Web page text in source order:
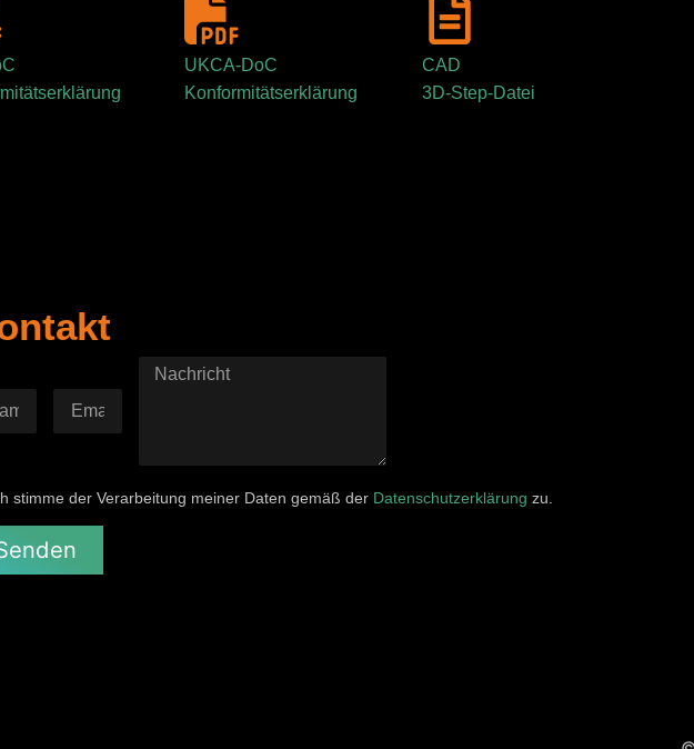
UKCA-DoC
Konformitätserklärung
CAD
3D-Step-Datei
stimme der Verarbeitung meiner Daten gemäß der Datenschutzerklärung zu.